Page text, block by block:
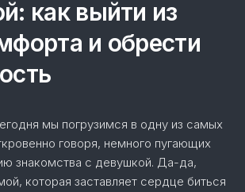
как выйти из
и обрести
мы погрузимся в одну из самых
говоря, немного пугающих
знакомства с девушкой. Да-да,
которая заставляет сердце биться